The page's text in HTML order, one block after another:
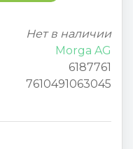
Нет в наличии
Morga AG
6187761
7610491063045